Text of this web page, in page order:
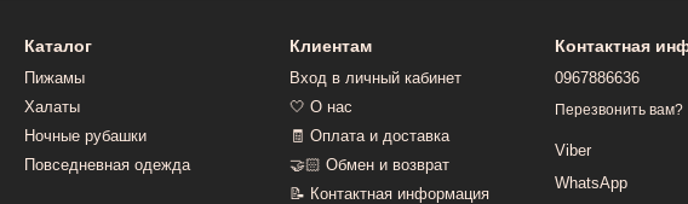
Каталог
Пижамы
Халаты
Ночные рубашки
Повседневная одежда
Клиентам
Вход в личный кабинет
🤍 О нас
🧾 Оплата и доставка
🤝🏻 Обмен и возврат
📝 Контактная информация
Контактная
0967886636
Перезвонить вам?
Viber
WhatsApp